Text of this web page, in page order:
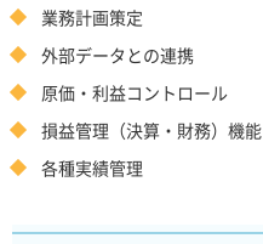
業務計画策定
外部データとの連携
原価・利益コントロール
損益管理（決算・財務）機能
各種実績管理